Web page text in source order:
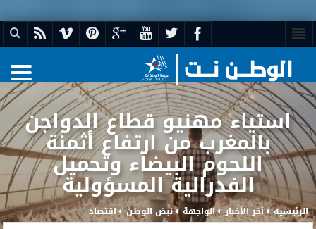
استياء مهنيو قطاع الدواجن
بالمغرب من ارتفاع أثمنة
اللحوم البيضاء وتحميل
الفدرالية المسؤولية
الرئيسيه أخر الأخبار الواجهة نبض الوطن اقتصاد